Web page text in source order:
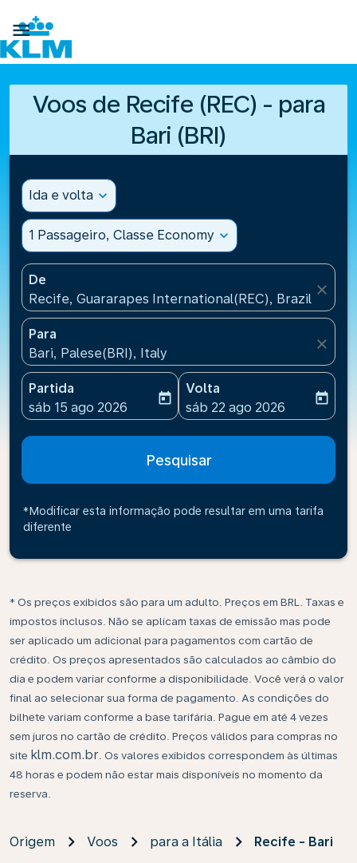

Voos de Recife (REC) - para
Bari (BRI)
Ida e volta expand_more
1 Passageiro, Classe Economy expand_more
De
Recife, Guararapes International(REC), Brazil
close
Para
Bari, Palese(BRI), Italy
close
Partida
fc-booking-departure-date-aria-label
sáb 15 ago 2026
today
Volta
fc-booking-return-date-
sáb 22 ago 2026
today
Pesquisar
*Modificar esta informação pode resultar em uma tarifa
diferente
* Os preços exibidos são para um adulto. Preços em BRL. Taxas e
impostos inclusos. Não se aplicam taxas de emissão mas pode
ser aplicado um adicional para pagamentos com cartão de
crédito. Os preços apresentados são calculados ao câmbio do
dia e podem variar conforme a disponibilidade. Você verá o valor
final ao selecionar sua forma de pagamento. As condições do
bilhete variam conforme a base tarifária. Pague em até 4 vezes
sem juros no cartão de crédito. Preços válidos para compras no
site klm.com.br . Os valores exibidos correspondem às últimas
48 horas e podem não estar mais disponíveis no momento da
reserva.
Origem Voos para a Itália Recife - Bari